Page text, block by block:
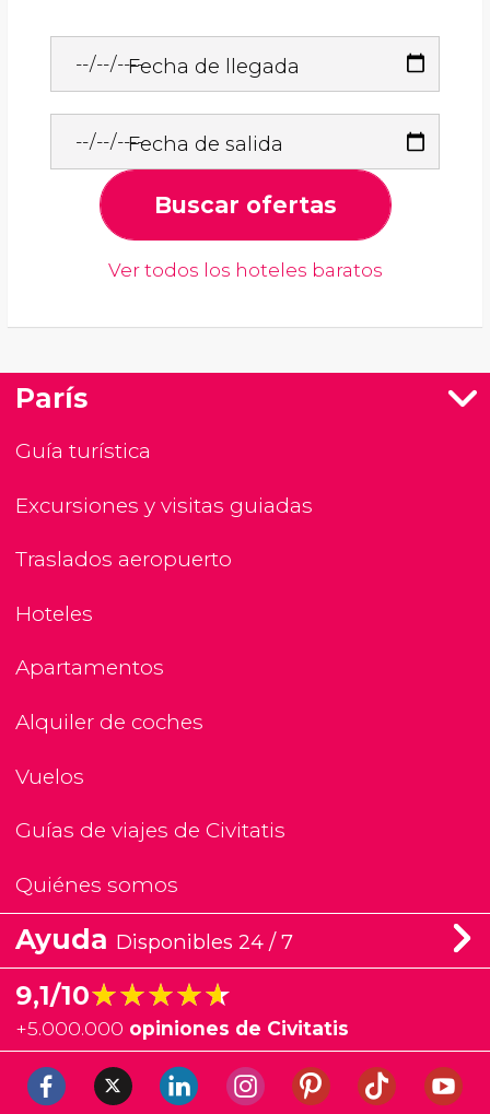
Fecha de llegada
Fecha de salida
Buscar ofertas
Ver todos los hoteles baratos
París
Guía turística
Excursiones y visitas guiadas
Traslados aeropuerto
Hoteles
Apartamentos
Alquiler de coches
Vuelos
Guías de viajes de Civitatis
Quiénes somos
Ayuda Disponibles 24 / 7
9,1/10★★★★★
★★★★★
+5.000.000 opiniones de Civitatis